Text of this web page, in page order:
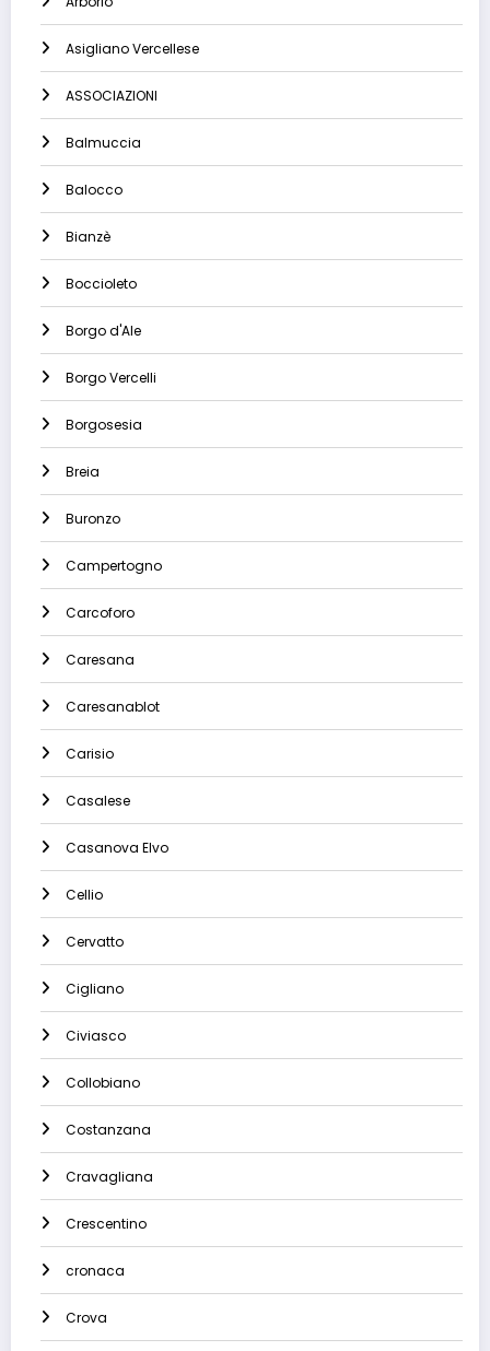
Asigliano Vercellese
ASSOCIAZIONI
Balmuccia
Balocco
Bianzè
Boccioleto
Borgo d'Ale
Borgo Vercelli
Borgosesia
Breia
Buronzo
Campertogno
Carcoforo
Caresana
Caresanablot
Carisio
Casalese
Casanova Elvo
Cellio
Cervatto
Cigliano
Civiasco
Collobiano
Costanzana
Cravagliana
Crescentino
cronaca
Crova